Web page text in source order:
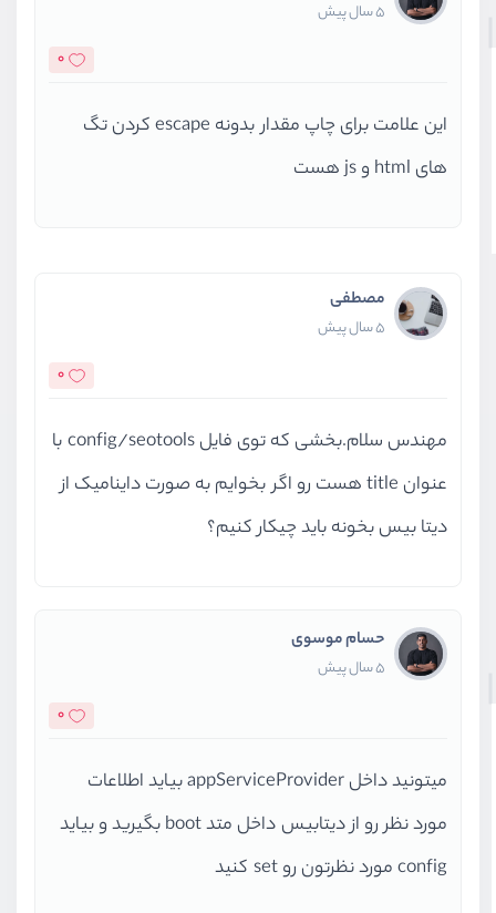
5 سال پیش
0
این علامت برای چاپ مقدار بدونه escape کردن تگ
های html و js هست
مصطفی
5 سال پیش
0
مهندس سلام.بخشی که توی فایل config/seotools با
عنوان title هست رو اگر بخوایم به صورت داینامیک از
دیتا بیس بخونه باید چیکار کنیم؟
حسام موسوی
5 سال پیش
0
میتونید داخل appServiceProvider بیاید اطلاعات
مورد نظر رو از دیتابیس داخل متد boot بگیرید و بیاید
config مورد نظرتون رو set کنید